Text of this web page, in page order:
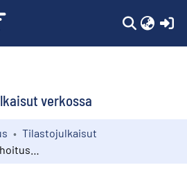
verkossa
Tilastojulkaisut